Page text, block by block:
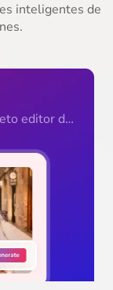
inteligentes de
editor de
sencilla.